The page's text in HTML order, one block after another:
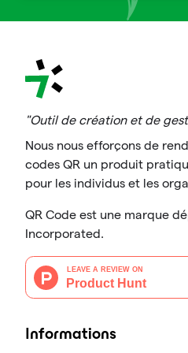
"Outil de création et de
Nous nous efforçons de
codes QR un produit
pour les individus et les
QR Code est une marque
Incorporated.
Informations